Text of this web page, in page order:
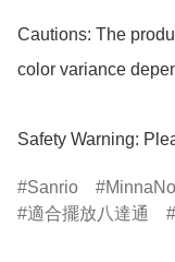
Cautions: The
color variance
Safety Warning:
Sanrio
適合擺放八達通